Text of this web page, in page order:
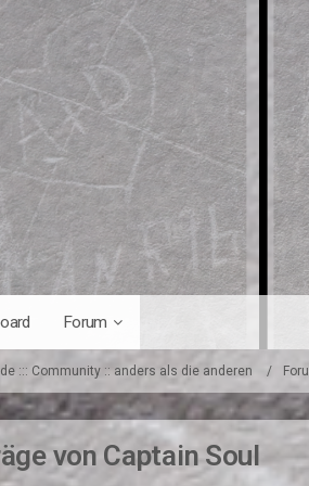
Forum
::: Community :: anders als die anderen
von Captain Soul